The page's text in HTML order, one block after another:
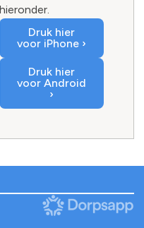
hieronder.
Druk hier
voor iPhone ›
Druk hier
voor Android
›